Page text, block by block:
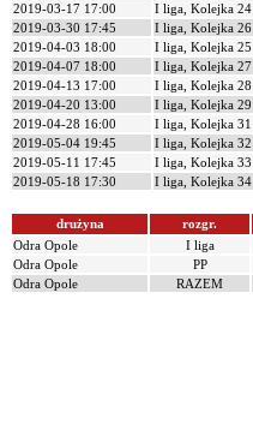
2019-03-17 17:00
I liga, Kolejka 24
2019-03-30 17:45
I liga, Kolejka 26
2019-04-03 18:00
I liga, Kolejka 25
2019-04-07 18:00
I liga, Kolejka 27
2019-04-13 17:00
I liga, Kolejka 28
2019-04-20 13:00
I liga, Kolejka 29
2019-04-28 16:00
I liga, Kolejka 31
2019-05-04 19:45
I liga, Kolejka 32
2019-05-11 17:45
I liga, Kolejka 33
2019-05-18 17:30
I liga, Kolejka 34
drużyna rozgr.
Odra Opole
I liga
Odra Opole
PP
Odra Opole
RAZEM